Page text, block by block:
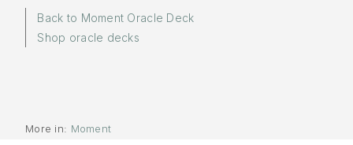
Back to Moment Oracle Deck
Shop oracle decks
More in: Moment